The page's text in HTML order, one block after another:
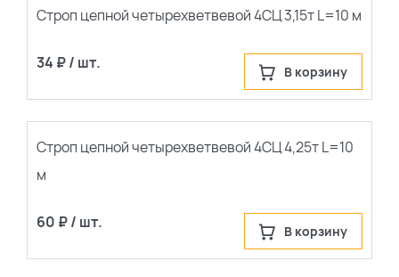
Строп цепной четырехветвевой 4СЦ 3,15т L=10 м
34 ₽ / шт. В корзину
Строп цепной четырехветвевой 4СЦ 4,25т L=10
м
60 ₽ / шт. В корзину